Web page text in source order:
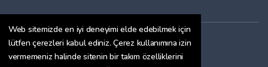
Web sitemizde en iyi deneyimi elde edebilmek için
lütfen çerezleri kabul ediniz. Çerez kullanımına izin
vermemeniz halinde sitenin bir takım özelliklerini
Üyelik Sözleşmesi
Çerez Politikası